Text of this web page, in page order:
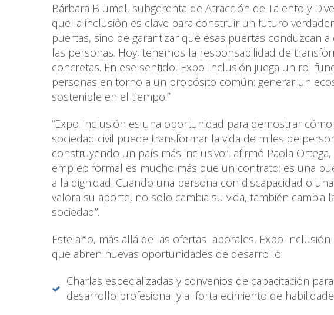
Bárbara Blümel, subgerenta de Atracción de Talento y
que la inclusión es clave para construir un futuro
puertas, sino de garantizar que esas puertas conduzcan
las personas. Hoy, tenemos la responsabilidad de
concretas. En ese sentido, Expo Inclusión juega un rol
personas en torno a un propósito común: generar un
sostenible en el tiempo.”
“Expo Inclusión es una oportunidad para demostrar
sociedad civil puede transformar la vida de miles de
construyendo un país más inclusivo”, afirmó Paola
empleo formal es mucho más que un contrato: es una
a la dignidad. Cuando una persona con discapacidad o
valora su aporte, no solo cambia su vida, también
sociedad”.
Este año, más allá de las ofertas laborales, Expo
que abren nuevas oportunidades de desarrollo:
Charlas especializadas y convenios de capacitación
desarrollo profesional y al fortalecimiento de